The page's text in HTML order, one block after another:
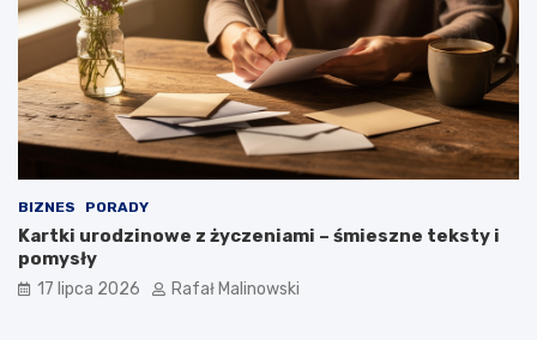
BIZNES PORADY
Kartki urodzinowe z życzeniami – śmieszne teksty i
pomysły
17 lipca 2026 Rafał Malinowski